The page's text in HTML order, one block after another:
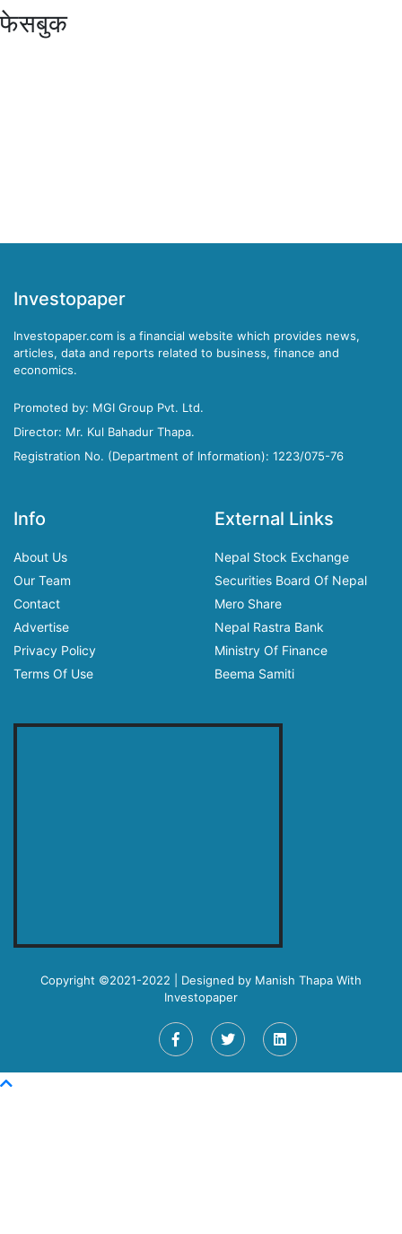
फेसबुक
Investopaper
Investopaper.com is a financial website which provides news,
articles, data and reports related to business, finance and
economics.
Promoted by: MGI Group Pvt. Ltd.
Director: Mr. Kul Bahadur Thapa.
Registration No. (Department of Information): 1223/075-76
Info
About Us
Our Team
Contact
Advertise
Privacy Policy
Terms Of Use
External Links
Nepal Stock Exchange
Securities Board Of Nepal
Mero Share
Nepal Rastra Bank
Ministry Of Finance
Beema Samiti
Copyright ©2021-2022 | Designed by Manish Thapa With
Investopaper